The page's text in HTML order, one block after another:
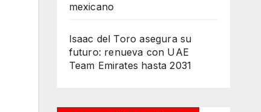
mexicano
Isaac del Toro asegura su
futuro: renueva con UAE
Team Emirates hasta 2031